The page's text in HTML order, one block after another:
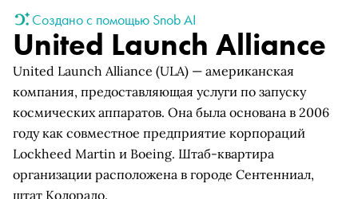
Создано с помощью Snob AI
United Launch Alliance
United Launch Alliance (ULA) — американская
компания, предоставляющая услуги по запуску
космических аппаратов. Она была основана в 2006
году как совместное предприятие корпораций
Lockheed Martin и Boeing. Штаб-квартира
организации расположена в городе Сентенниал,
штат Колорадо.